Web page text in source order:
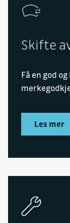
Skifte
Få en god
Les mer